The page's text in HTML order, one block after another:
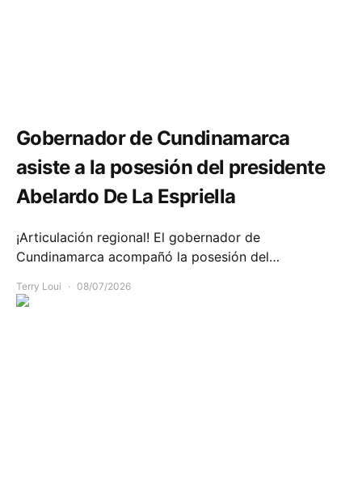
Gobernador de Cundinamarca
asiste a la posesión del presidente
Abelardo De La Espriella
¡Articulación regional! El gobernador de
Cundinamarca acompañó la posesión del…
Terry Loui 08/07/2026